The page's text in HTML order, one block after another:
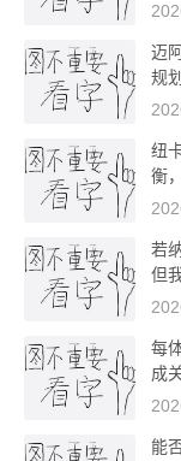
迈
规
纽
衡
若
但
每
成
能